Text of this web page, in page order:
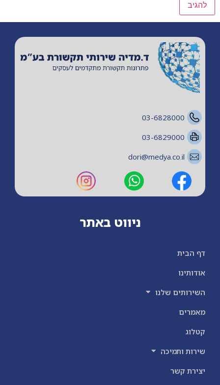
03-6828000
03-6829000
dori@medya.co.il
ניווט באתר
דף הבית
אודותינו
השירותים שלנו
מאמרים
קטלוג
שירות ותמיכה
יצירת קשר